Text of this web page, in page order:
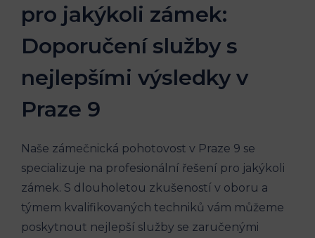
pro jakýkoli zámek:
Doporučení služby s
nejlepšími výsledky v
Praze 9
Naše zámečnická pohotovost v Praze 9 se
specializuje na profesionální řešení pro jakýkoli
zámek. S dlouholetou zkušeností v oboru a
týmem kvalifikovaných techniků vám můžeme
poskytnout nejlepší služby se zaručenými